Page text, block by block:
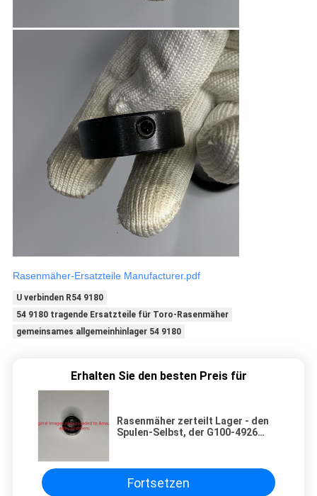
Rasenmäher-Ersatzteile Manufacturer.pdf
U verbinden R54 9180
54 9180 tragende Ersatzteile für Toro-Rasenmäher
gemeinsames allgemeinhinlager 54 9180
Erhalten Sie den besten Preis für
Rasenmäher zerteilt Lager - den
Spulen-Selbst, der G100-4926
Fortsetzen